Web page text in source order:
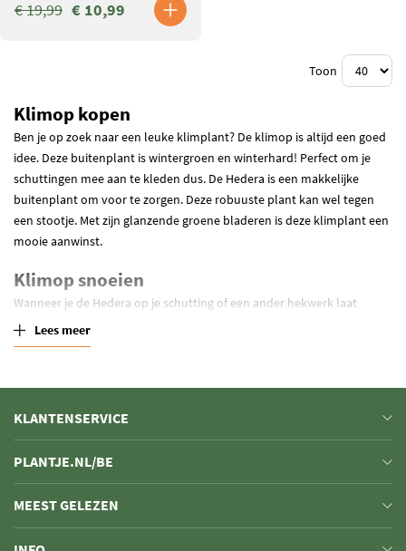
€ 10,99
€ 19,99
Toon
Klimop kopen
Ben je op zoek naar een leuke klimplant? De klimop is altijd een goed
idee. Deze buitenplant is wintergroen en winterhard! Perfect om je
schuttingen mee aan te kleden dus. De Hedera is een makkelijke
buitenplant om voor te zorgen. Deze robuuste plant kan wel tegen
een stootje. Met zijn glanzende groene bladeren is deze klimplant een
mooie aanwinst.
Klimop snoeien
Wanneer je de Hedera op je schutting of een ander hekwerk laat
klimmen is het verstandig om deze goed in vorm te houden. Dit kan je
doen door te snoeien. Door de klimop te snoeien groeit hij precies
Mocht de plant buiten zijn perken groeien, kan je hem in september
goede verzorging kan je het hele jaar van deze stralende plant
Lees meer
KLANTENSERVICE
PLANTJE.NL/BE
MEEST GELEZEN